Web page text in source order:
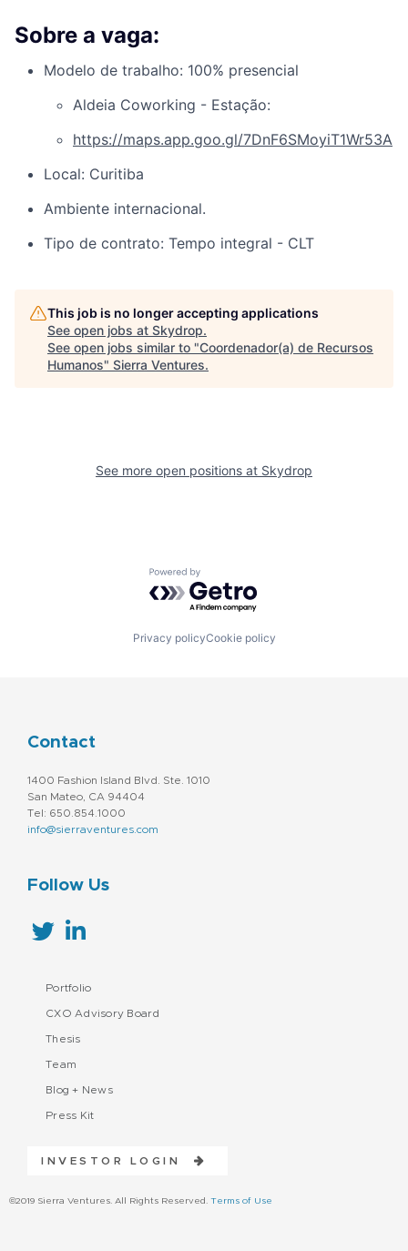
Sobre a vaga:
Modelo de trabalho: 100% presencial
Aldeia Coworking - Estação:
https://maps.app.goo.gl/7DnF6SMoyiT1Wr53A
Local: Curitiba
Ambiente internacional.
Tipo de contrato: Tempo integral - CLT
This job is no longer accepting applications
See open jobs at Skydrop.
See open jobs similar to "Coordenador(a) de Recursos
Humanos" Sierra Ventures.
See more open positions at Skydrop
Powered by Getro.com
Privacy policyCookie policy
Contact
1400 Fashion Island Blvd. Ste. 1010
San Mateo, CA 94404
Tel: 650.854.1000
info@sierraventures.com
Follow Us
Portfolio
CXO Advisory Board
Thesis
Team
Blog + News
Press Kit
INVESTOR LOGIN
©2019 Sierra Ventures. All Rights Reserved. Terms of Use